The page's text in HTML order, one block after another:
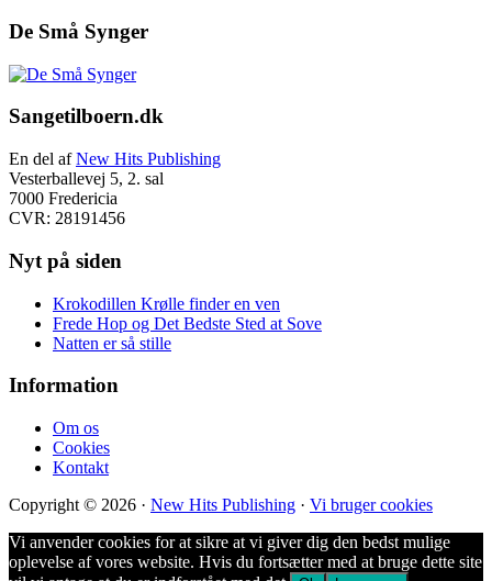
De Små Synger
Footer
Sangetilboern.dk
En del afNew Hits Publishing
Vesterballevej 5, 2. sal
7000 Fredericia
CVR: 28191456
Nyt på siden
Krokodillen Krølle finder en ven
Frede Hop og Det Bedste Sted at Sove
Natten er så stille
Information
Om os
Cookies
Kontakt
Copyright © 2026 · New Hits Publishing · Vi bruger cookies
Vi anvender cookies for at sikre at vi giver dig den bedst mulige
oplevelse af vores website. Hvis du fortsætter med at bruge dette site